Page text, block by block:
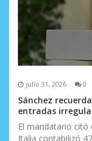
julio 31, 2026 0
Sánchez
entradas
El mandatario citó
Italia contabilizó